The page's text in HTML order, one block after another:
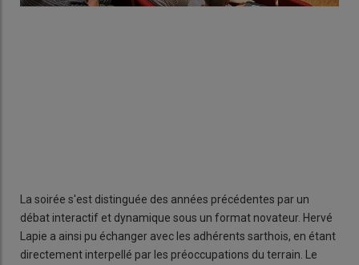
La soirée s'est distinguée des années précédentes par un
débat interactif et dynamique sous un format novateur. Hervé
Lapie a ainsi pu échanger avec les adhérents sarthois, en étant
directement interpellé par les préoccupations du terrain. Le